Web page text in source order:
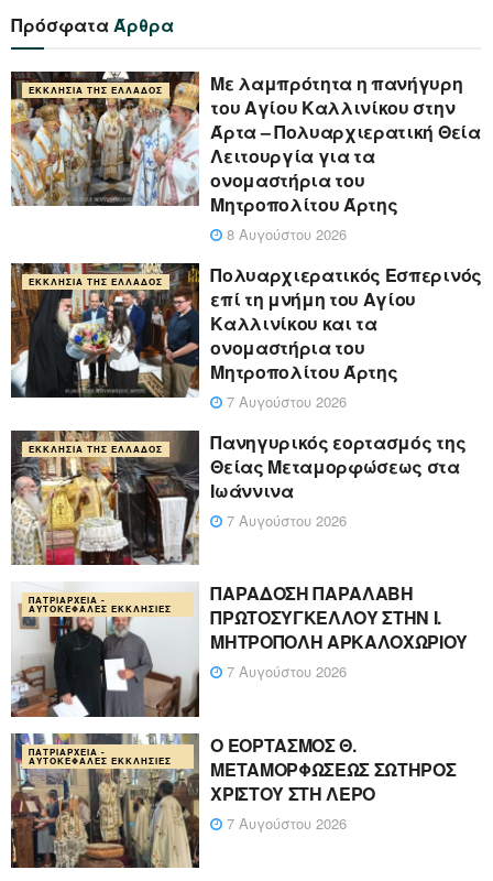
ΠρόσφαταΆρθρα
ΕΚΚΛΗΣΊΑ ΤΗΣ ΕΛΛΆΔΟΣ
Με λαμπρότητα η πανήγυρη
του Αγίου Καλλινίκου στην
Άρτα – Πολυαρχιερατική Θεία
Λειτουργία για τα
ονομαστήρια του
Μητροπολίτου Άρτης
8 Αυγούστου 2026
ΕΚΚΛΗΣΊΑ ΤΗΣ ΕΛΛΆΔΟΣ
Πολυαρχιερατικός Εσπερινός
επί τη μνήμη του Αγίου
Καλλινίκου και τα
ονομαστήρια του
Μητροπολίτου Άρτης
7 Αυγούστου 2026
ΕΚΚΛΗΣΊΑ ΤΗΣ ΕΛΛΆΔΟΣ
Πανηγυρικός εορτασμός της
Θείας Μεταμορφώσεως στα
Ιωάννινα
7 Αυγούστου 2026
ΠΑΤΡΙΑΡΧΕΊΑ -
ΑΥΤΟΚΈΦΑΛΕΣ ΕΚΚΛΗΣΊΕΣ
ΠΑΡΑΔΟΣΗ ΠΑΡΑΛΑΒΗ
ΠΡΩΤΟΣΥΓΚΕΛΛΟΥ ΣΤΗΝ Ι.
ΜΗΤΡΟΠΟΛΗ ΑΡΚΑΛΟΧΩΡΙΟΥ
7 Αυγούστου 2026
ΠΑΤΡΙΑΡΧΕΊΑ -
ΑΥΤΟΚΈΦΑΛΕΣ ΕΚΚΛΗΣΊΕΣ
Ο ΕΟΡΤΑΣΜΟΣ Θ.
ΜΕΤΑΜΟΡΦΩΣΕΩΣ ΣΩΤΗΡΟΣ
ΧΡΙΣΤΟΥ ΣΤΗ ΛΕΡΟ
7 Αυγούστου 2026